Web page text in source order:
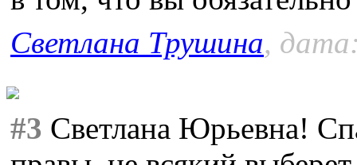
Светлана Трушина,
#3 Светлана Юрьевна!